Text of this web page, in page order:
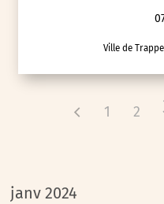
Ville de
1 2